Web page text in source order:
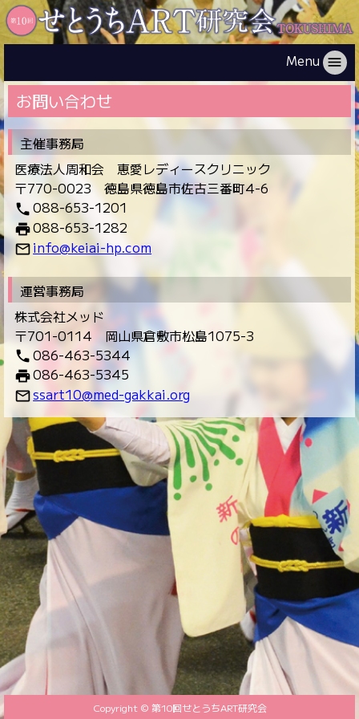
Menu menu
お問い合わせ
主催事務局
医療法人周和会 恵愛レディースクリニック
〒770-0023 徳島県徳島市佐古三番町4-6
phone088-653-1201
print088-653-1282
mail_outlineinfo@keiai-hp.com
運営事務局
株式会社メッド
〒701-0114 岡山県倉敷市松島1075-3
phone086-463-5344
print086-463-5345
mail_outlinessart10@med-gakkai.org
Copyright © 第10回せとうちART研究会